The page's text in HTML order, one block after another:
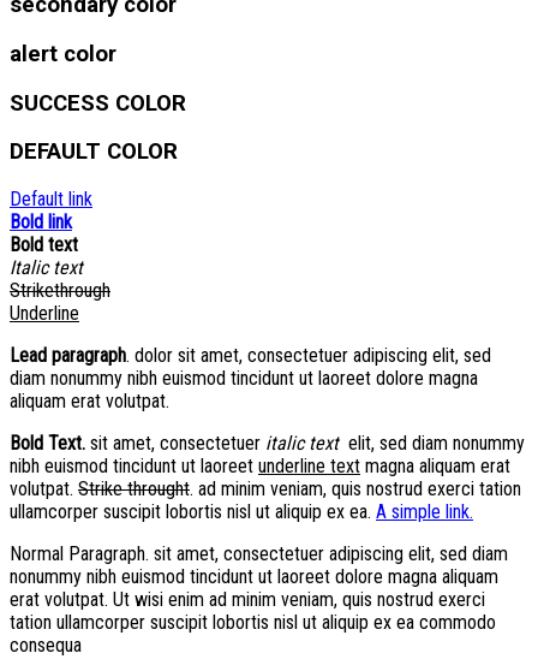
alert color
SUCCESS COLOR
DEFAULT COLOR
Default link
Bold link
Bold text
Italic text
Strikethrough
Underline
Lead paragraph. dolor sit amet, consectetuer adipiscing elit, sed
diam nonummy nibh euismod tincidunt ut laoreet dolore magna
aliquam erat volutpat.
Bold Text. sit amet, consectetuer italic text elit, sed diam nonummy
nibh euismod tincidunt ut laoreet underline text magna aliquam erat
volutpat. Strike throught. ad minim veniam, quis nostrud exerci tation
ullamcorper suscipit lobortis nisl ut aliquip ex ea. A simple link.
Normal Paragraph. sit amet, consectetuer adipiscing elit, sed diam
nonummy nibh euismod tincidunt ut laoreet dolore magna aliquam
erat volutpat. Ut wisi enim ad minim veniam, quis nostrud exerci
tation ullamcorper suscipit lobortis nisl ut aliquip ex ea commodo
consequa